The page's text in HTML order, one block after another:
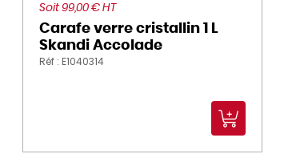
Soit 99,00 € HT
Carafe verre cristallin 1 L
Skandi Accolade
Réf : E1040314